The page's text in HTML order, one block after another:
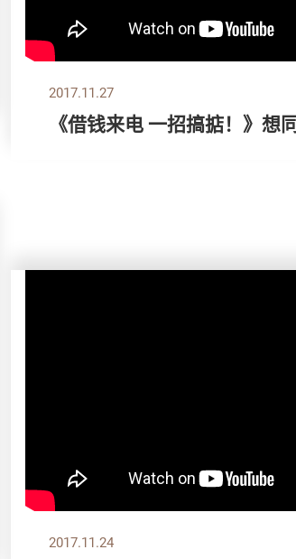
2017.11.27
《借钱来电 一招搞掂！》想
2017.11.24